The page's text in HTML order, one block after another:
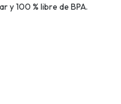
y 100 % libre de BPA.